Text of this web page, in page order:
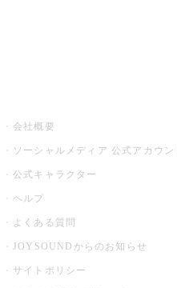
会社概要
ソーシャルメディア 公式アカウン
公式キャラクター
ヘルプ
よくある質問
JOYSOUNDからのお知らせ
サイトポリシー